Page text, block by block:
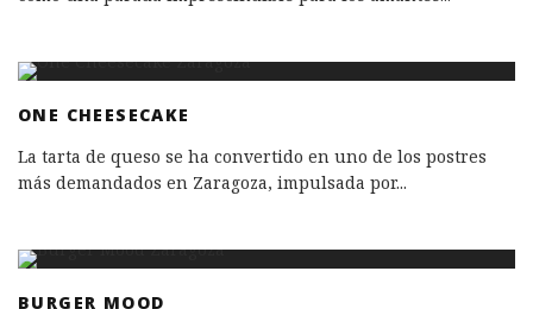
ONE CHEESECAKE
La tarta de queso se ha convertido en uno de los postres
más demandados en Zaragoza, impulsada por...
BURGER MOOD